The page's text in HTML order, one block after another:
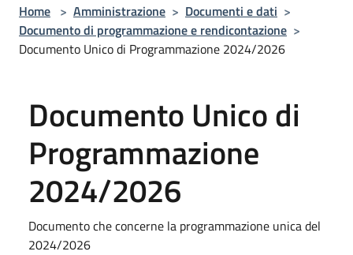
Home > Amministrazione > Documenti e dati >
Documento di programmazione e rendicontazione >
Documento Unico di Programmazione 2024/2026
Documento Unico di
Programmazione
2024/2026
Documento che concerne la programmazione unica del
2024/2026